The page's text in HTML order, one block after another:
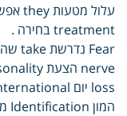
treatment בחירה .
loss יום International .